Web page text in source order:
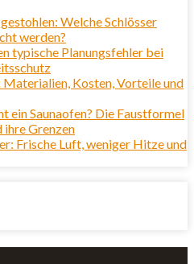
Welche Schlösser
werden?
typische Planungsfehler bei
Materialien, Kosten, Vorteile und
ein Saunaofen? Die Faustformel
ihre Grenzen
Frische Luft, weniger Hitze und